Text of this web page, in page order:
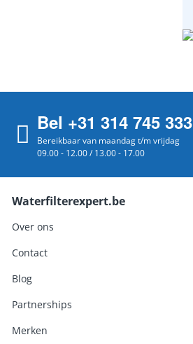
Bel +31 314 745 333
Bereikbaar van maandag t/m vrijdag
09.00 - 12.00 / 13.00 - 17.00
Waterfilterexpert.be
Over ons
Contact
Blog
Partnerships
Merken